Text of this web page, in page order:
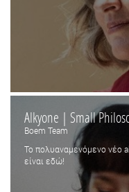
Alkyone | Small
Boem Team
Το πολυαναμενόμενο νέο
είναι εδώ!